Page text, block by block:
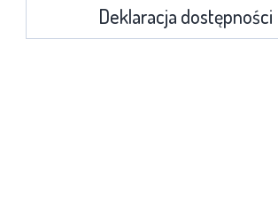
Deklaracja dostępności